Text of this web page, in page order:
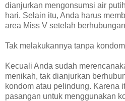
dianjurkan mengonsumsi air
hari. Selain itu, Anda harus
area Miss V setelah
Tak melakukannya tanpa kondom
Kecuali Anda sudah
menikah, tak dianjurkan
kondom atau pelindung. Karena
pasangan untuk menggunakan